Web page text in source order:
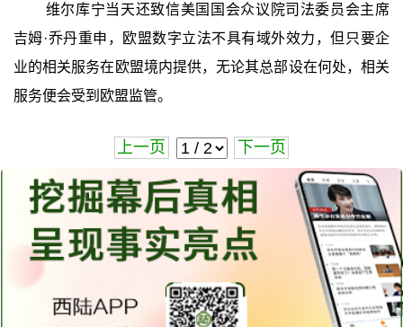
维尔库宁当天还致信美国国会众议院司法委员会主席
吉姆·乔丹重申，欧盟数字立法不具有域外效力，但只要企
业的相关服务在欧盟境内提供，无论其总部设在何处，相关
服务便会受到欧盟监管。
上一页 下一页